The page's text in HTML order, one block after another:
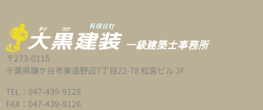
〒273-0115
千葉県鎌ケ谷市東道野辺7丁目22-78 松宮ビル 3F
TEL：047-439-9128
FAX：047-439-9126